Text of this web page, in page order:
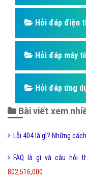
Hỏi đáp điện
Hỏi đáp máy
Hỏi đáp ứng
Bài viết xem
Lỗi 404 là gì? Những
FAQ là gì và câu hỏi
802,516,000